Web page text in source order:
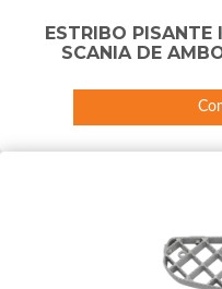
ESTRIBO PISANTE
SCANIA DE